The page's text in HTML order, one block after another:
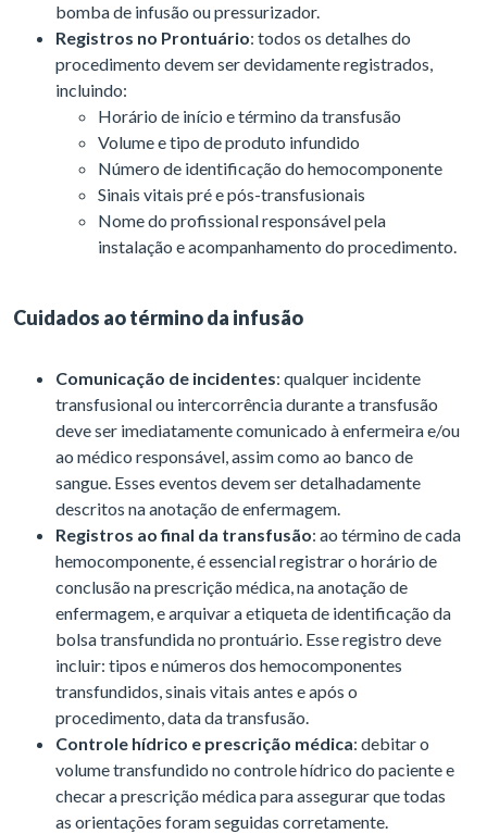
bomba de infusão ou pressurizador.
Registros no Prontuário: todos os detalhes do
procedimento devem ser devidamente registrados,
incluindo:
Horário de início e término da transfusão
Volume e tipo de produto infundido
Número de identificação do hemocomponente
Sinais vitais pré e pós-transfusionais
Nome do profissional responsável pela
instalação e acompanhamento do procedimento.
Cuidados ao término da infusão
Comunicação de incidentes: qualquer incidente
transfusional ou intercorrência durante a transfusão
deve ser imediatamente comunicado à enfermeira e/ou
ao médico responsável, assim como ao banco de
sangue. Esses eventos devem ser detalhadamente
descritos na anotação de enfermagem.
Registros ao final da transfusão: ao término de cada
hemocomponente, é essencial registrar o horário de
conclusão na prescrição médica, na anotação de
enfermagem, e arquivar a etiqueta de identificação da
bolsa transfundida no prontuário. Esse registro deve
incluir: tipos e números dos hemocomponentes
transfundidos, sinais vitais antes e após o
procedimento, data da transfusão.
Controle hídrico e prescrição médica: debitar o
volume transfundido no controle hídrico do paciente e
checar a prescrição médica para assegurar que todas
as orientações foram seguidas corretamente.